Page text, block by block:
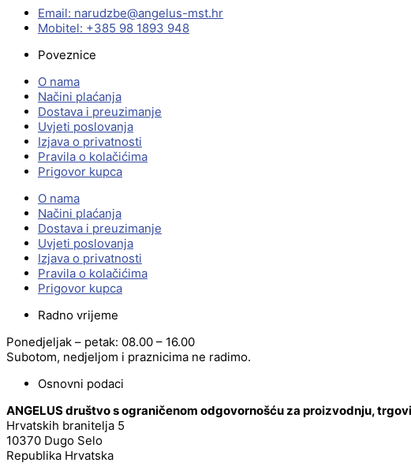
Email:
rh.tsm-sulegna
@ebzduran
Mobitel: +385 98 1893 948
Poveznice
O nama
Načini plaćanja
Dostava i preuzimanje
Uvjeti poslovanja
Izjava o privatnosti
Pravila o kolačićima
Prigovor kupca
O nama
Načini plaćanja
Dostava i preuzimanje
Uvjeti poslovanja
Izjava o privatnosti
Pravila o kolačićima
Prigovor kupca
Radno vrijeme
Ponedjeljak – petak: 08.00 – 16.00
Subotom, nedjeljom i praznicima ne radimo.
Osnovni podaci
ANGELUS društvo s ograničenom odgovornošću za proizvodnju,
Hrvatskih branitelja 5
10370 Dugo Selo
Republika Hrvatska